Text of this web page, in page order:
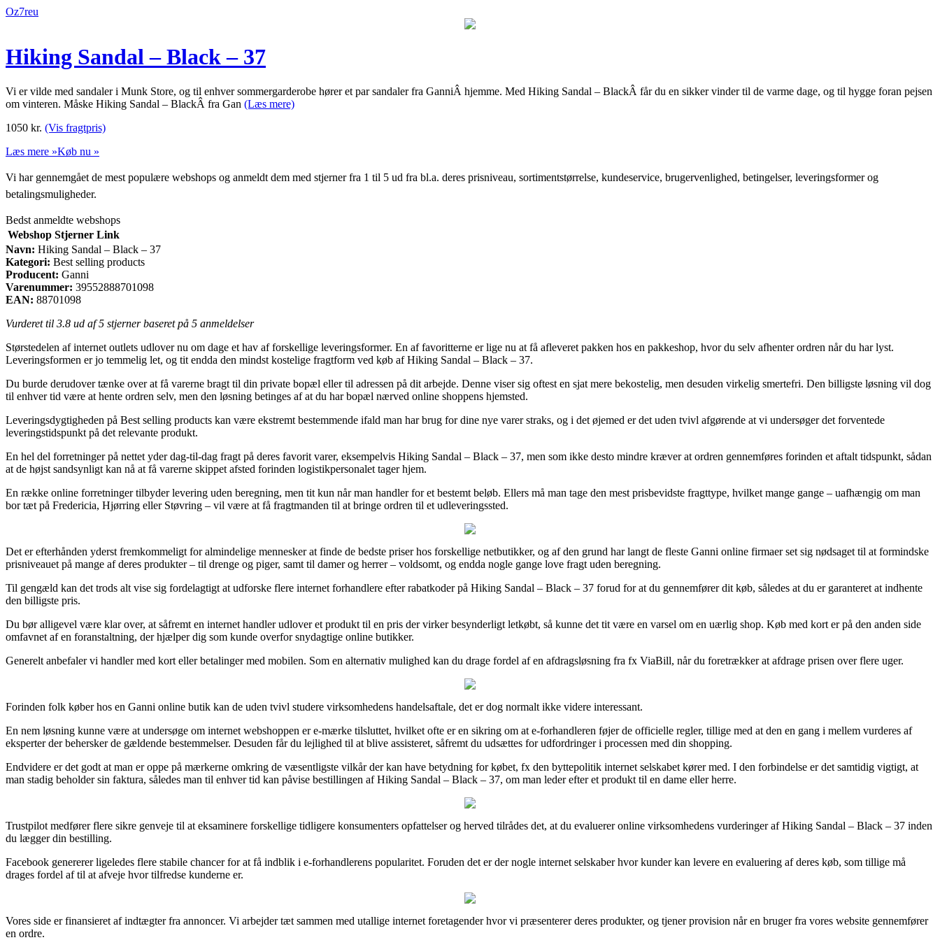
Oz7reu
Hiking Sandal – Black – 37
Vi er vilde med sandaler i Munk Store, og til enhver sommergarderobe hører et par sandaler fra GanniÂ hjemme. Med Hiking Sandal – BlackÂ får du en sikker vinder til de varme dage, og til hygge foran pejsen
om vinteren. Måske Hiking Sandal – BlackÂ fra Gan (Læs mere)
1050 kr. (Vis fragtpris)
Læs mere »Køb nu »
Vi har gennemgået de mest populære webshops og anmeldt dem med stjerner fra 1 til 5 ud fra bl.a. deres prisniveau, sortimentstørrelse, kundeservice, brugervenlighed, betingelser, leveringsformer og
betalingsmuligheder.
Bedst anmeldte webshops
Webshop Stjerner Link
Navn: Hiking Sandal – Black – 37
Kategori: Best selling products
Producent: Ganni
Varenummer: 39552888701098
EAN: 88701098
Vurderet til 3.8 ud af 5 stjerner baseret på 5 anmeldelser
Størstedelen af internet outlets udlover nu om dage et hav af forskellige leveringsformer. En af favoritterne er lige nu at få afleveret pakken hos en pakkeshop, hvor du selv afhenter ordren når du har lyst.
Leveringsformen er jo temmelig let, og tit endda den mindst kostelige fragtform ved køb af Hiking Sandal – Black – 37.
Du burde derudover tænke over at få varerne bragt til din private bopæl eller til adressen på dit arbejde. Denne viser sig oftest en sjat mere bekostelig, men desuden virkelig smertefri. Den billigste løsning vil dog
til enhver tid være at hente ordren selv, men den løsning betinges af at du har bopæl nærved online shoppens hjemsted.
Leveringsdygtigheden på Best selling products kan være ekstremt bestemmende ifald man har brug for dine nye varer straks, og i det øjemed er det uden tvivl afgørende at vi undersøger det forventede
leveringstidspunkt på det relevante produkt.
En hel del forretninger på nettet yder dag-til-dag fragt på deres favorit varer, eksempelvis Hiking Sandal – Black – 37, men som ikke desto mindre kræver at ordren gennemføres forinden et aftalt tidspunkt, sådan
at de højst sandsynligt kan nå at få varerne skippet afsted forinden logistikpersonalet tager hjem.
En række online forretninger tilbyder levering uden beregning, men tit kun når man handler for et bestemt beløb. Ellers må man tage den mest prisbevidste fragttype, hvilket mange gange – uafhængig om man
bor tæt på Fredericia, Hjørring eller Støvring – vil være at få fragtmanden til at bringe ordren til et udleveringssted.
Det er efterhånden yderst fremkommeligt for almindelige mennesker at finde de bedste priser hos forskellige netbutikker, og af den grund har langt de fleste Ganni online firmaer set sig nødsaget til at formindske
prisniveauet på mange af deres produkter – til drenge og piger, samt til damer og herrer – voldsomt, og endda nogle gange love fragt uden beregning.
Til gengæld kan det trods alt vise sig fordelagtigt at udforske flere internet forhandlere efter rabatkoder på Hiking Sandal – Black – 37 forud for at du gennemfører dit køb, således at du er garanteret at indhente
den billigste pris.
Du bør alligevel være klar over, at såfremt en internet handler udlover et produkt til en pris der virker besynderligt letkøbt, så kunne det tit være en varsel om en uærlig shop. Køb med kort er på den anden side
omfavnet af en foranstaltning, der hjælper dig som kunde overfor snydagtige online butikker.
Generelt anbefaler vi handler med kort eller betalinger med mobilen. Som en alternativ mulighed kan du drage fordel af en afdragsløsning fra fx ViaBill, når du foretrækker at afdrage prisen over flere uger.
Forinden folk køber hos en Ganni online butik kan de uden tvivl studere virksomhedens handelsaftale, det er dog normalt ikke videre interessant.
En nem løsning kunne være at undersøge om internet webshoppen er e-mærke tilsluttet, hvilket ofte er en sikring om at e-forhandleren føjer de officielle regler, tillige med at den en gang i mellem vurderes af
eksperter der behersker de gældende bestemmelser. Desuden får du lejlighed til at blive assisteret, såfremt du udsættes for udfordringer i processen med din shopping.
Endvidere er det godt at man er oppe på mærkerne omkring de væsentligste vilkår der kan have betydning for købet, fx den byttepolitik internet selskabet kører med. I den forbindelse er det samtidig vigtigt, at
man stadig beholder sin faktura, således man til enhver tid kan påvise bestillingen af Hiking Sandal – Black – 37, om man leder efter et produkt til en dame eller herre.
Trustpilot medfører flere sikre genveje til at eksaminere forskellige tidligere konsumenters opfattelser og herved tilrådes det, at du evaluerer online virksomhedens vurderinger af Hiking Sandal – Black – 37 inden
du lægger din bestilling.
Facebook genererer ligeledes flere stabile chancer for at få indblik i e-forhandlerens popularitet. Foruden det er der nogle internet selskaber hvor kunder kan levere en evaluering af deres køb, som tillige må
drages fordel af til at afveje hvor tilfredse kunderne er.
Vores side er finansieret af indtægter fra annoncer. Vi arbejder tæt sammen med utallige internet foretagender hvor vi præsenterer deres produkter, og tjener provision når en bruger fra vores website gennemfører
en ordre.